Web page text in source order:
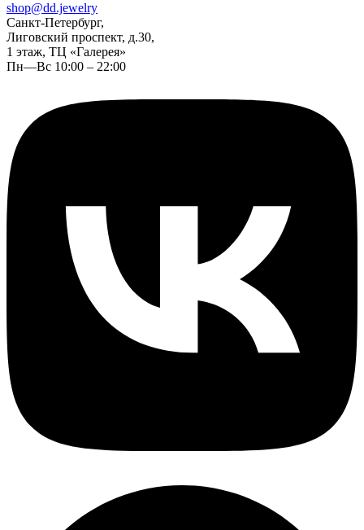
shop@dd.jewelry
Санкт-Петербург,
Лиговский проспект, д.30,
1 этаж, ТЦ «Галерея»
Пн—Вс 10:00 – 22:00